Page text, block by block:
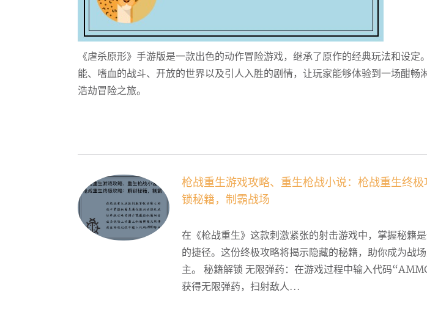
《虐杀原形》手游版是一款出色的动作冒险游戏，继承了原作的经典玩法和设定
能、嗜血的战斗、开放的世界以及引人入胜的剧情，让玩家能够体验到一场酣畅
浩劫冒险之旅。
枪战重生游戏攻略、重生枪战小说：枪战重生终
锁秘籍，制霸战场
在《枪战重生》这款刺激紧张的射击游戏中，掌握秘籍
的捷径。这份终极攻略将揭示隐藏的秘籍，助你成为战
主。 秘籍解锁 无限弹药：在游戏过程中输入代码
获得无限弹药，扫射敌人...